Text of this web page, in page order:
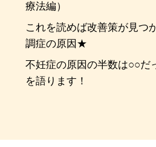
療法編）
これを読めば改善策が見つ
調症の原因★
不妊症の原因の半数は○○だ
を語ります！